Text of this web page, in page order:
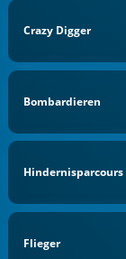
Crazy Digger
Bombardieren
Hindernisparcours
Flieger